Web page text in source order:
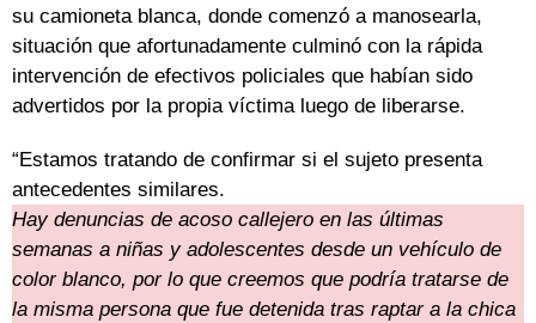
su camioneta blanca, donde comenzó a manosearla,
situación que afortunadamente culminó con la rápida
intervención de efectivos policiales que habían sido
advertidos por la propia víctima luego de liberarse.
“Estamos tratando de confirmar si el sujeto presenta
antecedentes similares.
Hay denuncias de acoso callejero en las últimas
semanas a niñas y adolescentes desde un vehículo de
color blanco, por lo que creemos que podría tratarse de
la misma persona que fue detenida tras raptar a la chica